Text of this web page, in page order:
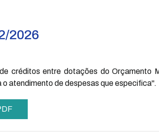
2026
créditos entre dotações do Orçamento
o atendimento de despesas que especifica".